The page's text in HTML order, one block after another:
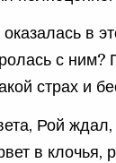
в
с ним?
страх и
Рой ждал,
в клочья,